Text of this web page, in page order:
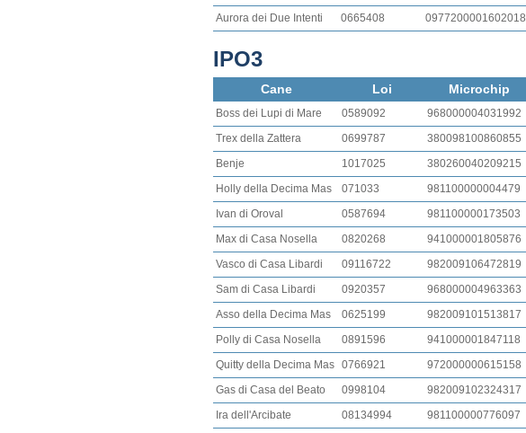
Aurora dei Due Intenti
0665408 0977200001602018
IPO3
Cane Loi Microchip
Boss dei Lupi di Mare 0589092 968000004031992
Trex della Zattera
0699787 380098100860855
Benje
1017025 380260040209215
Holly della Decima Mas
071033 981100000004479
Ivan di Oroval
0587694 981100000173503
Max di Casa Nosella
0820268 941000001805876
Vasco di Casa Libardi
09116722 982009106472819
Sam di Casa Libardi
0920357 968000004963363
Asso della Decima Mas
0625199 982009101513817
Polly di Casa Nosella
0891596 941000001847118
Quitty della Decima Mas 0766921 972000000615158
Gas di Casa del Beato
0998104 982009102324317
Ira dell'Arcibate
08134994 981100000776097